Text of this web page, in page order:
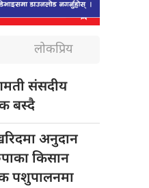
लोकप्रिय
संसदीय
बस्दै
अनुदान
किसान
पशुपालनमा